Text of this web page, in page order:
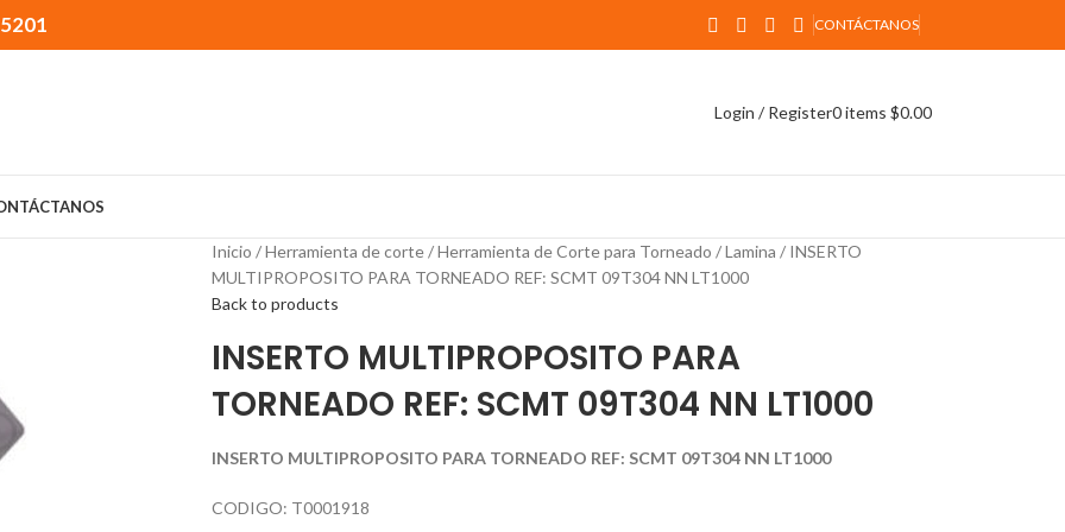
CONTÁCTANOS
Login / Register0items $0.00
Inicio Herramienta de corte Herramienta de Corte para Torneado Lamina
INSERTO
MULTIPROPOSITO PARA TORNEADO REF: SCMT 09T304 NN LT1000
Back to products
INSERTO MULTIPROPOSITO PARA
TORNEADO REF: SCMT 09T304 NN LT1000
INSERTO MULTIPROPOSITO PARA TORNEADO REF: SCMT 09T304 NN LT1000
CODIGO: T0001918